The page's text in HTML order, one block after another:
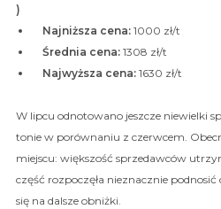
)
Najniższa cena: 1000 zł/t
Średnia cena: 1308 zł/t
Najwyższa cena: 1630 zł/t
W lipcu odnotowano jeszcze niewielki
tonie w porównaniu z czerwcem.
miejscu: większość sprzedawców
część rozpoczęła nieznacznie
się na dalsze obniżki.